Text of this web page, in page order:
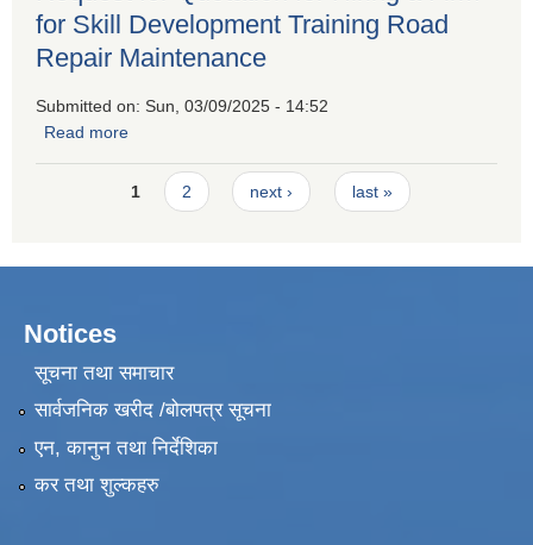
for Skill Development Training Road
Repair Maintenance
Submitted on: Sun, 03/09/2025 - 14:52
Read more
Pages1 2 next › last »
Notices
सूचना तथा समाचार
सार्वजनिक खरीद /बोलपत्र सूचना
एन, कानुन तथा निर्देशिका
कर तथा शुल्कहरु